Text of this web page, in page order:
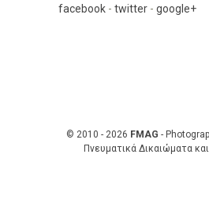
facebook - twitter - google+
© 2010 - 2026 FMAG -
Πνευματικά Δικαιώματα